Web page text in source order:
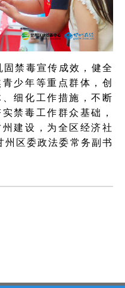
禁毒宣传成效，健全
少年等重点群体，创
细化工作措施，不断
禁毒工作群众基础，
建设，为全区经济社
州区委政法委常务副书